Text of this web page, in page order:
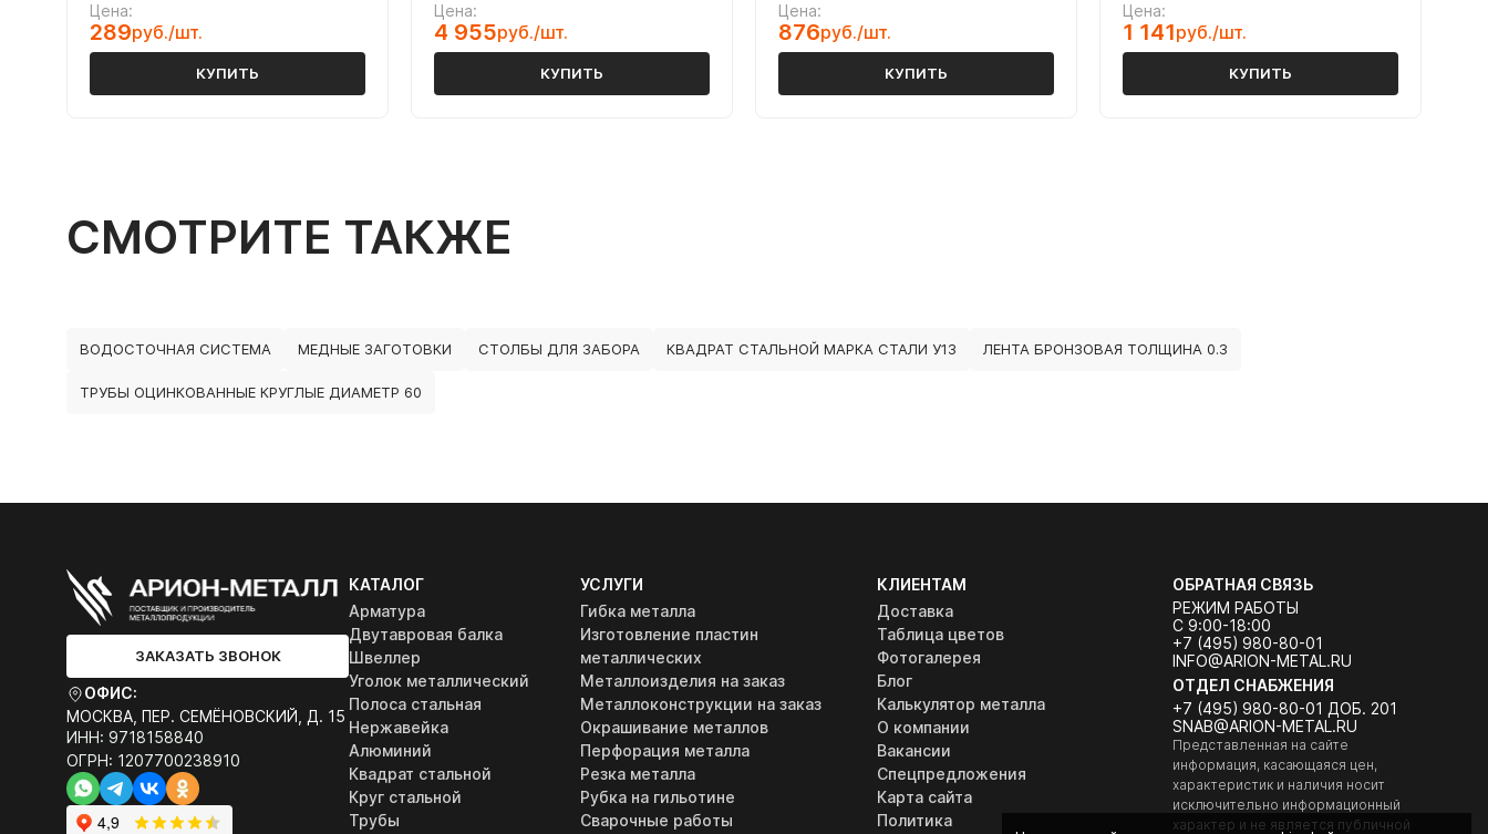
Цена:
289руб./шт.
КУПИТЬ
Цена:
4 955руб./шт.
КУПИТЬ
Цена:
876руб./шт.
КУПИТЬ
Цена:
1 141руб./шт.
КУПИТЬ
СМОТРИТЕ ТАКЖЕ
ВОДОСТОЧНАЯ СИСТЕМА МЕДНЫЕ ЗАГОТОВКИ СТОЛБЫ ДЛЯ ЗАБОРА КВАДРАТ СТАЛЬНОЙ МАРКА СТАЛИ У13 ЛЕНТА БРОНЗОВАЯ ТОЛЩИНА 0.3
ТРУБЫ ОЦИНКОВАННЫЕ КРУГЛЫЕ ДИАМЕТР 60
ЗАКАЗАТЬ ЗВОНОК
ОФИС:
МОСКВА, ПЕР. СЕМЁНОВСКИЙ, Д. 15
ИНН: 9718158840
ОГРН: 1207700238910
КАТАЛОГ
Арматура
Двутавровая балка
Швеллер
Уголок металлический
Полоса стальная
Нержавейка
Алюминий
Квадрат стальной
Круг стальной
Трубы
УСЛУГИ
Гибка металла
Изготовление пластин
металлических
Металлоизделия на заказ
Металлоконструкции на заказ
Окрашивание металлов
Перфорация металла
Резка металла
Рубка на гильотине
Сварочные работы
КЛИЕНТАМ
Доставка
Таблица цветов
Фотогалерея
Блог
Калькулятор металла
О компании
Вакансии
Спецпредложения
Карта сайта
Политика
ОБРАТНАЯ СВЯЗЬ
РЕЖИМ РАБОТЫ
С 9:00-18:00
+7 (495) 980-80-01
INFO@ARION-METAL.RU
ОТДЕЛ СНАБЖЕНИЯ
+7 (495) 980-80-01 ДОБ. 201
SNAB@ARION-METAL.RU
Представленная на сайте
информация, касающаяся цен,
характеристик и наличия носит
исключительно информационный
характер и не является публичной